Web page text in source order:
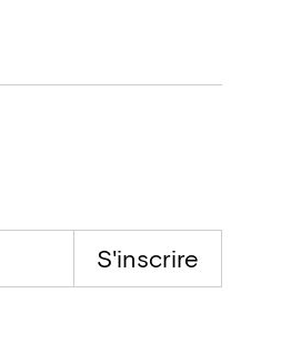
S'inscrire